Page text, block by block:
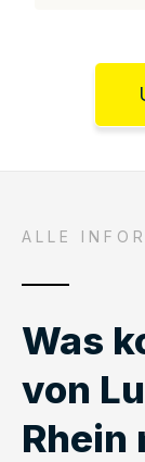
ALLE
Was
von
Rhein